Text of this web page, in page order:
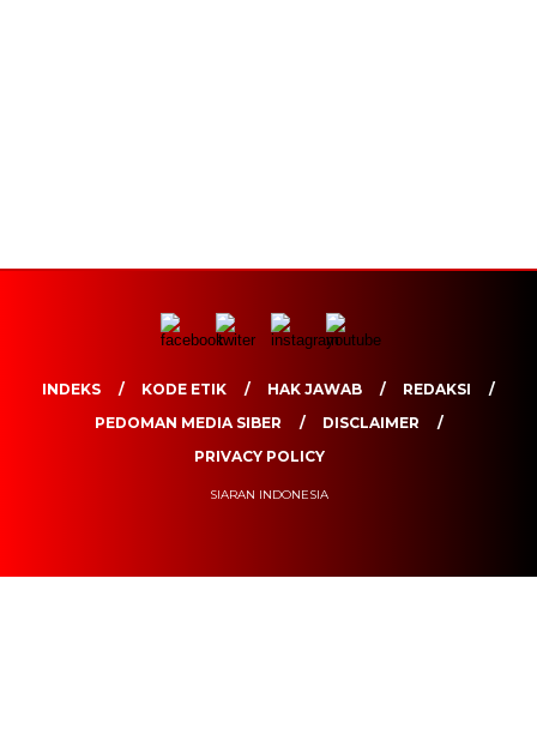
INDEKS KODE ETIK HAK JAWAB
REDAKSI
PEDOMAN MEDIA SIBER
DISCLAIMER
PRIVACY POLICY
SIARAN INDONESIA